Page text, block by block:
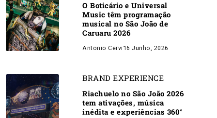
O Boticário e Universal
Music têm programação
musical no São João de
Caruaru 2026
Antonio Cervi 16 Junho, 2026
BRAND EXPERIENCE
Riachuelo no São João 2026
tem ativações, música
inédita e experiências 360°